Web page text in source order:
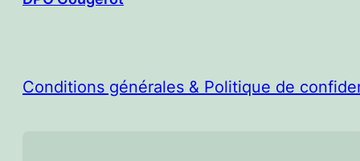
Conditions générales & Politique de